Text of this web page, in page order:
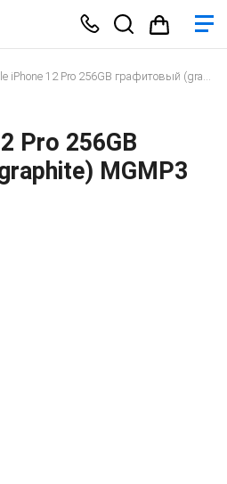
Apple iPhone 12 Pro 256GB графитовый (graphite) MGMP3
Pro 256GB
MGMP3